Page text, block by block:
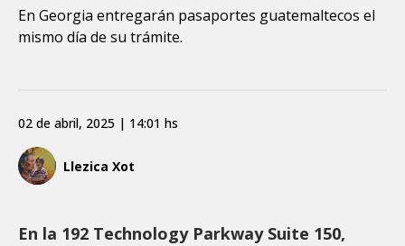
En Georgia entregarán pasaportes guatemaltecos el
mismo día de su trámite.
Llezica Xot
02 de abril, 2025 | 14:01 hs
En la 192 Technology Parkway Suite 150,